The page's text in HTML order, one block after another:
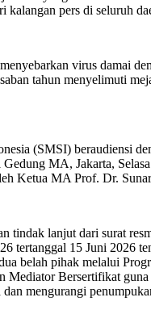
kalangan pers di seluruh
virus damai
tahun menyelimuti
(SMSI) beraudiensi
MA, Jakarta,
Ketua MA Prof. Dr.
tindak lanjut dari surat
tertanggal 15 Juni 2026
belah pihak melalui
Mediator Bersertifikat
mengurangi